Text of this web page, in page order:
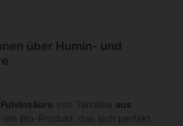
über Humin- und
von Terralba aus
ein Bio-Produkt, das sich perfekt